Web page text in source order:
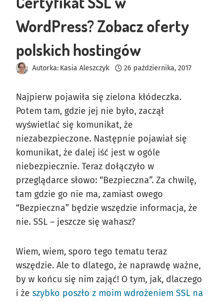
WordPress? Zobacz oferty
polskich hostingów
Autorka: Kasia Aleszczyk 26 października, 2017
Najpierw pojawiła się zielona kłódeczka.
Potem tam, gdzie jej nie było, zaczął
wyświetlać się komunikat, że
niezabezpieczone. Następnie pojawiał się
komunikat, że dalej iść jest w ogóle
niebezpiecznie. Teraz dołączyło w
przeglądarce słowo: “Bezpieczna”. Za chwilę,
tam gdzie go nie ma, zamiast owego
“Bezpieczna” będzie wszędzie informacja, że
nie. SSL – jeszcze się wahasz?
Wiem, wiem, sporo tego tematu teraz
wszędzie. Ale to dlatego, że naprawdę ważne,
by w końcu się nim zająć! O tym, jak, dlaczego
i że szybko poszło z moim wdrożeniem SSL na